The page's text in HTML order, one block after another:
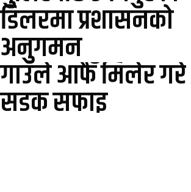
डिलरमा प्रशासनको
अनुगमन
गाउँले आफैँ मिलेर गरे
सडक सफाइ